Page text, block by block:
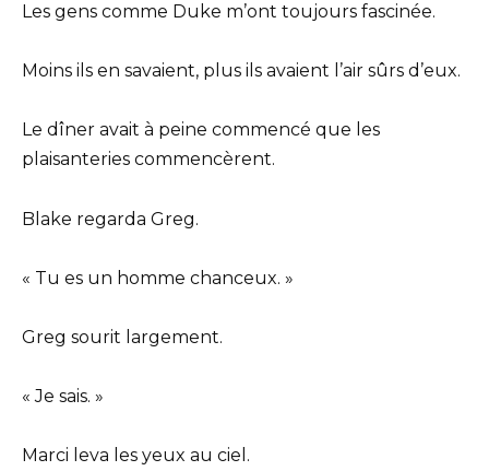
Les gens comme Duke m’ont toujours fascinée.
Moins ils en savaient, plus ils avaient l’air sûrs d’eux.
Le dîner avait à peine commencé que les
plaisanteries commencèrent.
Blake regarda Greg.
« Tu es un homme chanceux. »
Greg sourit largement.
« Je sais. »
Marci leva les yeux au ciel.